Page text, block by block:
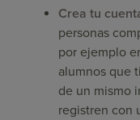
Crea tu
personas
por ejemplo
alumnos que
de un mismo
registren con